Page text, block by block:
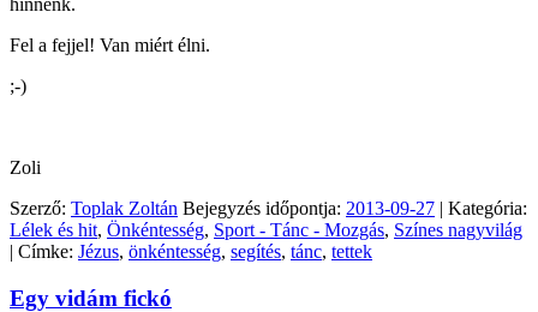
hinnénk.
Fel a fejjel! Van miért élni.
;-)
Zoli
Szerző: Toplak Zoltán Bejegyzés időpontja: 2013-09-27 | Kategória:
Lélek és hit, Önkéntesség, Sport - Tánc - Mozgás, Színes nagyvilág
| Címke: Jézus, önkéntesség, segítés, tánc, tettek
Egy vidám fickó